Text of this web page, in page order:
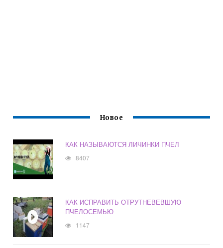
Новое
КАК НАЗЫВАЮТСЯ ЛИЧИНКИ ПЧЕЛ
8407
КАК ИСПРАВИТЬ ОТРУТНЕВЕВШУЮ
ПЧЕЛОСЕМЬЮ
1147